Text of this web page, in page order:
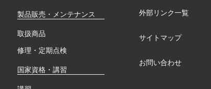
製品販売・メンテナンス
取扱商品
修理・定期点検
国家資格・講習
外部リンク一覧
サイトマップ
お問い合わせ